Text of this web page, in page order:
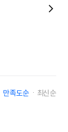
만족도순 최신순